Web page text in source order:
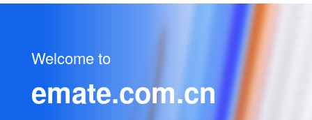
Welcome to
emate.com.cn